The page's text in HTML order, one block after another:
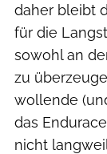
daher bleibt
für die
sowohl an
zu
wollende
das
nicht